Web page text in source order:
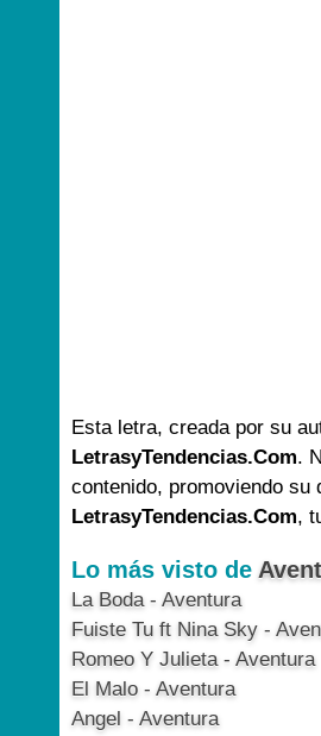
Esta letra, creada por su
LetrasyTendencias.Com.
contenido, promoviendo su
LetrasyTendencias.Com,
Lo más visto de
La Boda - Aventura
Fuiste Tu ft Nina Sky -
Romeo Y Julieta - Aventura
El Malo - Aventura
Angel - Aventura